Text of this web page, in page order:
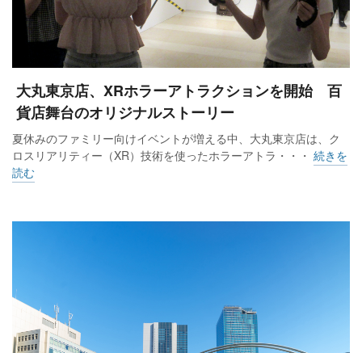
大丸東京店、XRホラーアトラクションを開始 百
貨店舞台のオリジナルストーリー
夏休みのファミリー向けイベントが増える中、大丸東京店は、ク
ロスリアリティー（XR）技術を使ったホラーアトラ・・・ 続きを
読む